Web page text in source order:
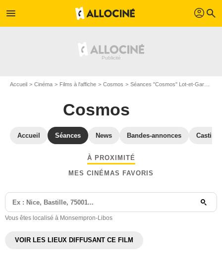
menu profil search
Accueil Cinéma Films à l'affiche Cosmos Séances "Cosmos" Lot-et-Garonne
Cosmos
Accueil Séances News Bandes-annonces Casting
À PROXIMITÉ
MES CINÉMAS FAVORIS
Vous êtes localisé à Monsempron-Libos
VOIR LES LIEUX DIFFUSANT CE FILM